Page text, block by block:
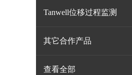
Tanwell位移过程监测
其它合作产品
查看全部